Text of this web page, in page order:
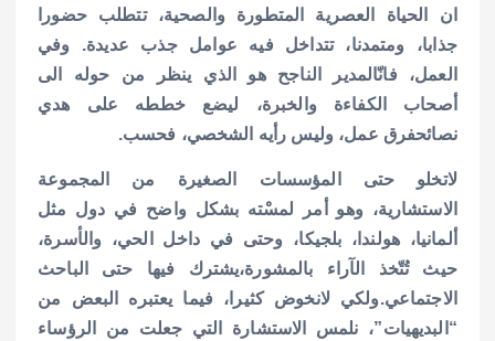
ان الحياة العصرية المتطورة والصحية، تتطلب حضورا
جذابا، ومتمدنا، تتداخل فيه عوامل جذب عديدة. وفي
العمل، فانّالمدير الناجح هو الذي ينظر من حوله الى
أصحاب الكفاءة والخبرة، ليضع خططه على هدي
نصائحفرق عمل، وليس رأيه الشخصي، فحسب.
لاتخلو حتى المؤسسات الصغيرة من المجموعة
الاستشارية، وهو أمر لمسْته بشكل واضح في دول مثل
ألمانيا، هولندا، بلجيكا، وحتى في داخل الحي، والأسرة،
حيث تُتّخذ الآراء بالمشورة،يشترك فيها حتى الباحث
الاجتماعي.ولكي لانخوض كثيرا، فيما يعتبره البعض من
“البديهيات”، نلمس الاستشارة التي جعلت من الرؤساء